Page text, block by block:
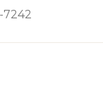
7242